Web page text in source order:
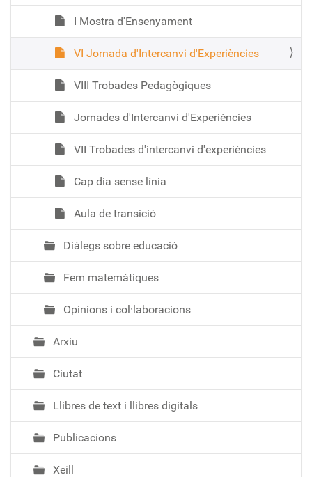
I Mostra d'Ensenyament
VI Jornada d'Intercanvi d'Experiències
VIII Trobades Pedagògiques
Jornades d'Intercanvi d'Experiències
VII Trobades d'intercanvi d'experiències
Cap dia sense línia
Aula de transició
Diàlegs sobre educació
Fem matemàtiques
Opinions i col·laboracions
Arxiu
Ciutat
Llibres de text i llibres digitals
Publicacions
Xeill